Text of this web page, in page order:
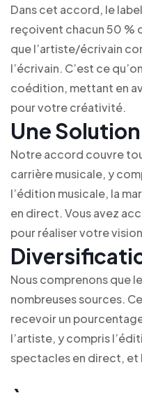
Dans cet accord, le
reçoivent chacun 50 %
que l’artiste/écrivain
l’écrivain. C’est ce
coédition, mettant en
pour votre créativité.
Une
Notre accord couvre
carrière musicale, y
l’édition musicale, la
en direct. Vous avez
pour réaliser votre
Nous comprenons que
nombreuses sources.
recevoir un
l’artiste, y compris
spectacles en direct, et